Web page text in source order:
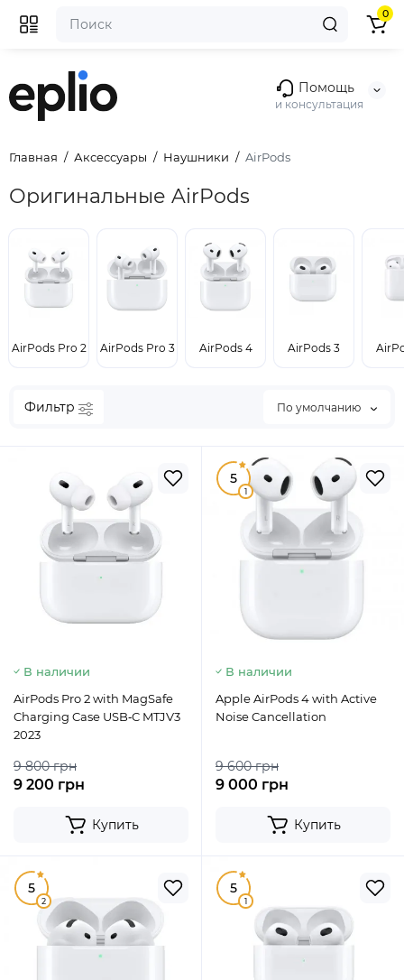
Помощь
и консультация
0
Главная Аксессуары Наушники AirPods
Оригинальные AirPods
AirPods Pro 2 AirPods Pro 3 AirPods 4 AirPods 3
Фильтр По умолчанию
В наличии
AirPods Pro 2 with MagSafe
Charging Case USB‑C MTJV3
2023
9 800 грн
9 200 грн
Купить
5
1
В наличии
Apple AirPods 4 with Active
Noise Cancellation
9 600 грн
9 000 грн
Купить
5
2
5
1